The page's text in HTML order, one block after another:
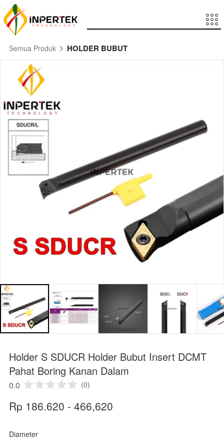
Semua Produk HOLDER BUBUT
Holder S SDUCR Holder Bubut Insert DCMT
Pahat Boring Kanan Dalam
0.0 (0)
Rp 186.620 - 466,620
Diameter